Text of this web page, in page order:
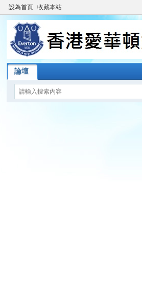
設為首頁 收藏本站
論壇